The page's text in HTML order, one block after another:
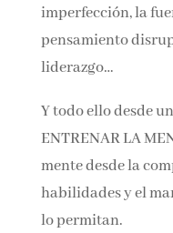
pregunta, el
imperfección, la
pensamiento
Y todo ello desde
ENTRENAR LA
la mente desde la
habilidades y el